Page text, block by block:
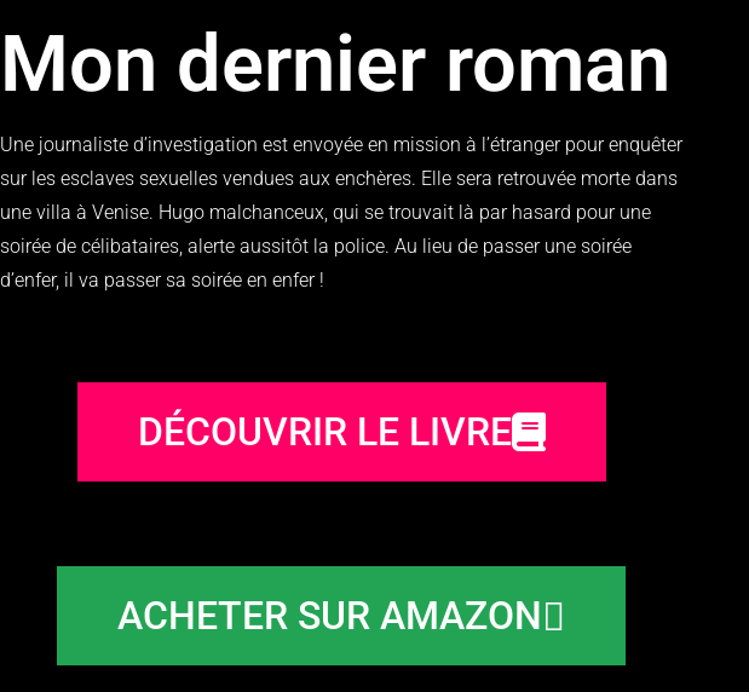
Mon dernier roman
Une journaliste d’investigation est envoyée en mission à l’étranger pour enquêter
sur les esclaves sexuelles vendues aux enchères. Elle sera retrouvée morte dans
une villa à Venise. Hugo malchanceux, qui se trouvait là par hasard pour une
soirée de célibataires, alerte aussitôt la police. Au lieu de passer une soirée
d’enfer, il va passer sa soirée en enfer !
DÉCOUVRIR LE LIVRE
ACHETER SUR AMAZON